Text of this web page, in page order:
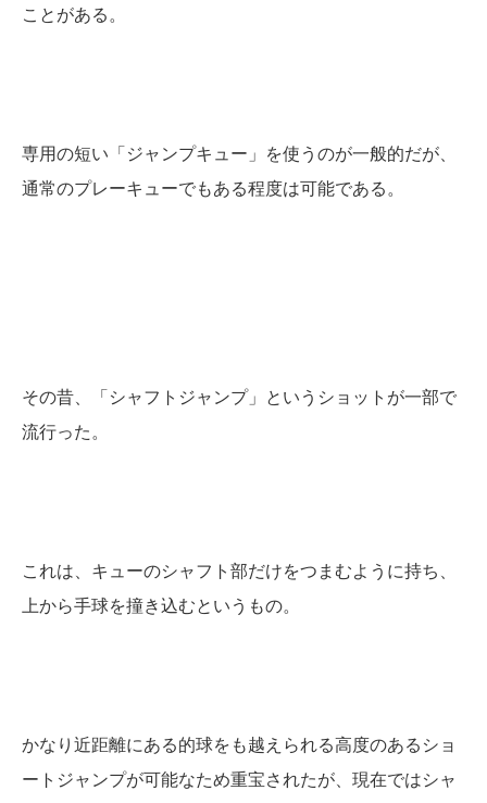
ことがある。
専用の短い「ジャンプキュー」を使うのが一般的だが、
通常のプレーキューでもある程度は可能である。
その昔、「シャフトジャンプ」というショットが一部で
流行った。
これは、キューのシャフト部だけをつまむように持ち、
上から手球を撞き込むというもの。
かなり近距離にある的球をも越えられる高度のあるショ
ートジャンプが可能なため重宝されたが、現在ではシャ